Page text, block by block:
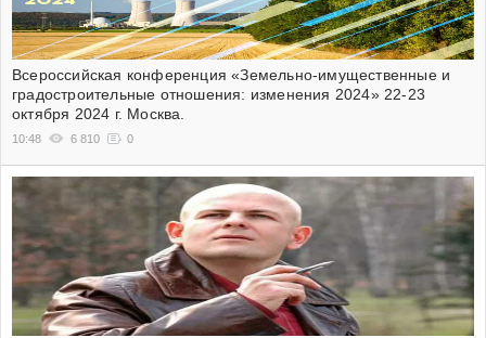
Всероссийская конференция «Земельно-имущественные и
градостроительные отношения: изменения 2024» 22-23
октября 2024 г. Москва.
10:48 6 810 0